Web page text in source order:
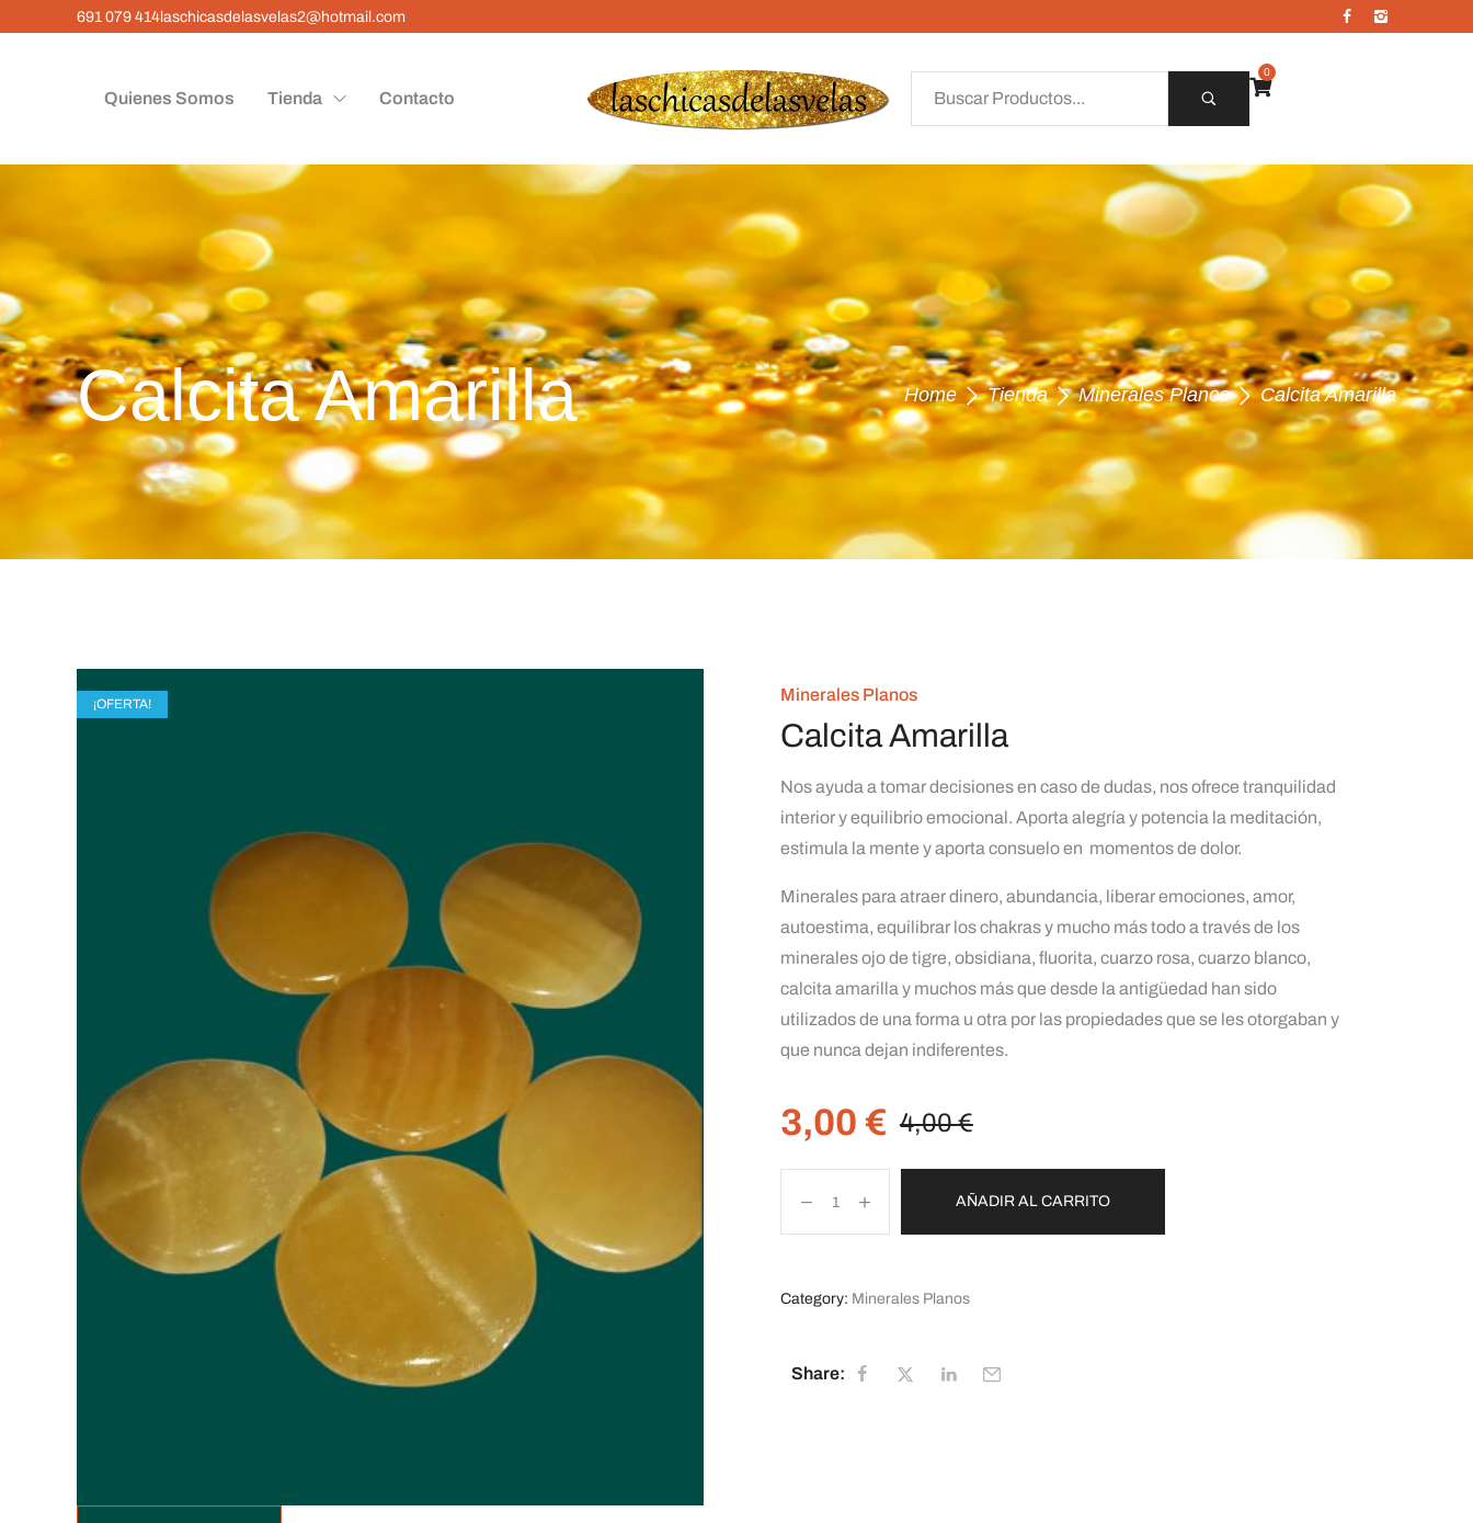
691 079 414laschicasdelasvelas2@hotmail.com
Quienes Somos Tienda Contacto
0
Calcita Amarilla Home Tienda Minerales Planos Calcita Amarilla
¡OFERTA! Minerales Planos
Calcita Amarilla
Nos ayuda a tomar decisiones en caso de dudas, nos ofrece tranquilidad
interior y equilibrio emocional. Aporta alegría y potencia la meditación,
estimula la mente y aporta consuelo en momentos de dolor.
Minerales para atraer dinero, abundancia, liberar emociones, amor,
autoestima, equilibrar los chakras y mucho más todo a través de los
minerales ojo de tigre, obsidiana, fluorita, cuarzo rosa, cuarzo blanco,
calcita amarilla y muchos más que desde la antigüedad han sido
utilizados de una forma u otra por las propiedades que se les otorgaban y
que nunca dejan indiferentes.
4,00€
3,00 €
AÑADIR AL CARRITO
Category: Minerales Planos
Share: